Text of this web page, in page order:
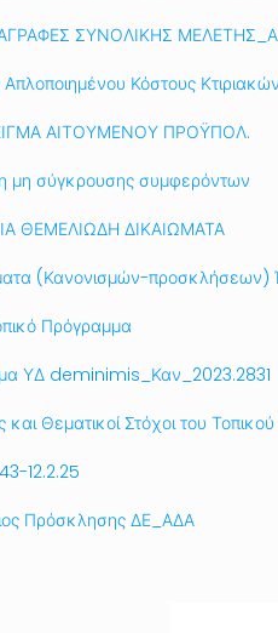
ΣΥΝΟΛΙΚΗΣ
Κόστους
ΑΙΤΟΥΜΕΝΟΥ ΠΡΟΫΠΟΛ.
μη σύγκρουσης συμφερόντων
ΘΕΜΕΛΙΩΔΗ ΔΙΚΑΙΩΜΑΤΑ
(Κανονισμών-
Πρόγραμμα
ΥΔ deminimis_Καν_2023.2831
και Θεματικοί Στόχοι του
12.2.25
Πρόσκλησης ΔΕ_ΑΔΑ